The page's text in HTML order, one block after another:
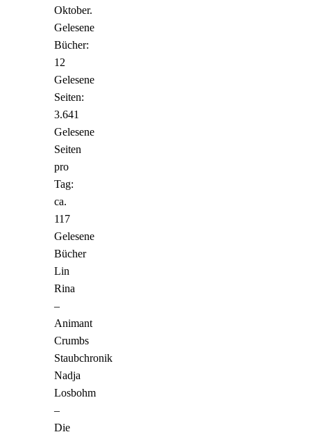
Oktober.
Gelesene
Bücher:
12
Gelesene
Seiten:
3.641
Gelesene
Seiten
pro
Tag:
ca.
117
Gelesene
Bücher
Lin
Rina
–
Animant
Crumbs
Staubchronik
Nadja
Losbohm
–
Die